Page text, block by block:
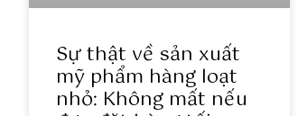
Sự thật về sản xuất
mỹ phẩm hàng loạt
nhỏ: Không mất nếu